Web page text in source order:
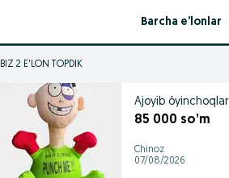
Barcha e’lonlar
BIZ 2 E'LON TOPDIK
Ajoyib ôyinchoqlar
85 000 so’m
Chinoz
07/08/2026